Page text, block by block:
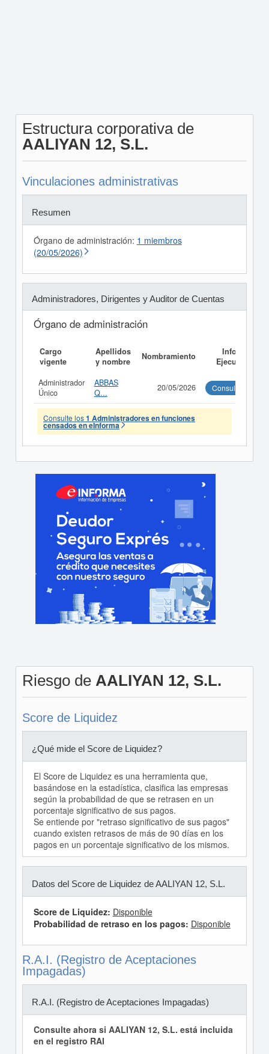
Estructura corporativa de
AALIYAN 12, S.L.
Vinculaciones administrativas
Resumen
Órgano de administración: 1 miembros
(20/05/2026)
Administradores, Dirigentes y Auditor de Cuentas
Órgano de administración
Cargo
vigente
Apellidos
y nombre
Nombramiento
Informe
Ejecutivo
Administrador
Único
ABBAS
Q...
20/05/2026 Consultar
Consulte los1 Administradores en funciones
censados en eInforma
Riesgo de AALIYAN 12, S.L.
Score de Liquidez
¿Qué mide el Score de Liquidez?
El Score de Liquidez es una herramienta que,
basándose en la estadística, clasifica las empresas
según la probabilidad de que se retrasen en un
porcentaje significativo de sus pagos.
Se entiende por "retraso significativo de sus pagos"
cuando existen retrasos de más de 90 días en los
pagos en un porcentaje significativo de los mismos.
Datos del Score de Liquidez de AALIYAN 12, S.L.
Score de Liquidez: Disponible
Probabilidad de retraso en los pagos: Disponible
R.A.I. (Registro de Aceptaciones
Impagadas)
R.A.I. (Registro de Aceptaciones Impagadas)
Consulte ahora si AALIYAN 12, S.L. está incluida
en el registro RAI